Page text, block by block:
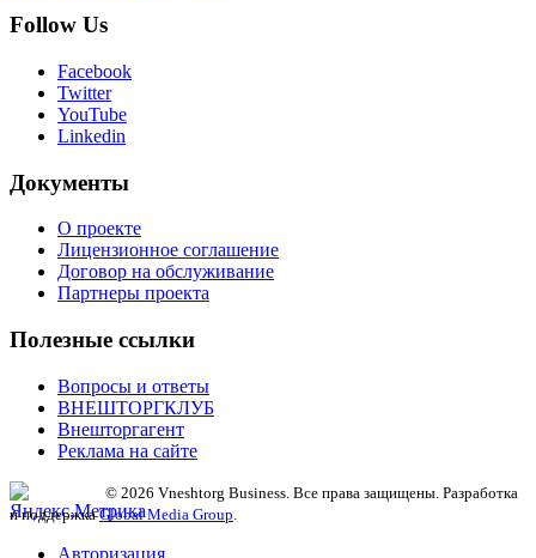
Follow Us
Facebook
Twitter
YouTube
Linkedin
Документы
О проекте
Лицензионное соглашение
Договор на обслуживание
Партнеры проекта
Полезные ссылки
Вопросы и ответы
ВНЕШТОРГКЛУБ
Внешторгагент
Реклама на сайте
© 2026 Vneshtorg Business. Все права защищены. Разработка
и поддержкаGlobal Media Group
Авторизация